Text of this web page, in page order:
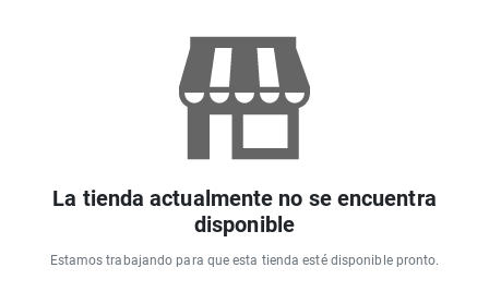
La tienda actualmente no se encuentra
disponible
Estamos trabajando para que esta tienda esté disponible pronto.